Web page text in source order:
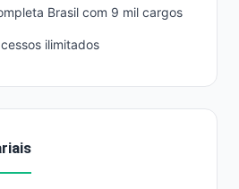
Brasil com 9 mil cargos
ilimitados